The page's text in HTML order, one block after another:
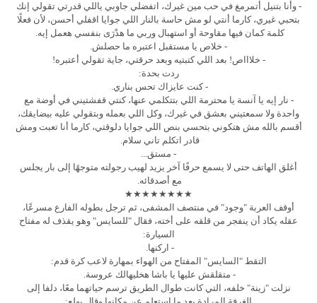
- وأنا بتنيل أتمرمغ في حب مين غيرك، اتفضلي جاوبي ياللي قدرتي تقولي إنك
بتحبي غيري، كارما أنتي لو مش حاسة بالنار اللي جوايا اقفلي أحسن، لأن فعلًا
كلمة كمان فيها مقاوحة أو استهبال وربي ما هدْرَى بنفسي هعمل إيه.
- خلاص يا مستقبل اعتبره ما حصلش.
- خلاااص! بعد اللي كتبتيه وبعد حرقتي، جاية تقولي أعتبره!
ردت بحدة:
- كنت عايزاك تحس بناري.
- نار إيه يا آنسة يا محترمة اللي بتتكلمي عنها، كنتي قفشتيني في أوضة مع
واحدة ولا سمعتيني بعشق في غيرك، وكل اللي بعمله وبتقولي عليه بيضايقك،
أقسم بالله مش هتكوني بتحسي بنص اللي جوايا دلوقتي، كارما أنا تعبت ومش
قادر اتكلم تاني سلام.
- مستق...
أغلق الهاتف حتى لا يسمع حرفًا آخر يزيد لهيب رجولته متوجهًا إلى بار يجلس
مع أصدقائه.
★★★★★★★★
أوقف العربة "وجود" في منتصف المشفى، ثم ترجل بطوله الفارع مسرعًا،
عقله يكاد أن ينفجر من قلقه على أخته، فقال "للسايس" وهو يقذف له مفتاح
السيارة:
- اركنها.
التقط "السايس" المفتاح من الهواء بمهارة لاعب كرة قدم:
- متقلقش عليها يا باشا هخليهالك عروسة.
نزلت "زينة" خلفه، التي كانت طوال الطريق ترسم حياتهما معًا، دلفا إلى